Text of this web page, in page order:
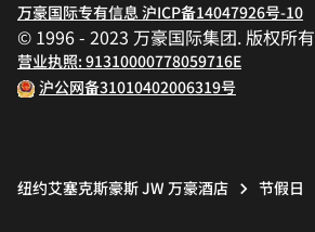
万豪国际专有信息 沪ICP备14047926号-10
© 1996 - 2023 万豪国际集团. 版权所有
营业执照: 91310000778059716E
沪公网备31010402006319号
纽约艾塞克斯豪斯 JW 万豪酒店 节假日